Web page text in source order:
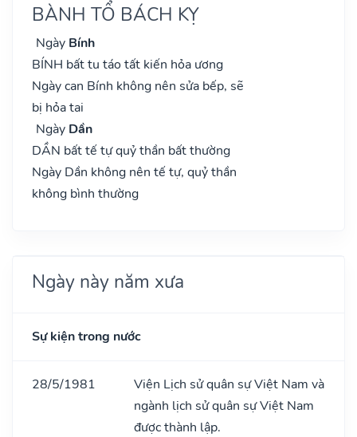
BÀNH TỔ BÁCH KỴ
Ngày Bính
BÍNH bất tu táo tất kiến hỏa ương
Ngày can Bính không nên sửa bếp, sẽ
bị hỏa tai
Ngày Dần
DẦN bất tế tự quỷ thần bất thường
Ngày Dần không nên tế tự, quỷ thần
không bình thường
Ngày này năm xưa
Sự kiện trong nước
28/5/1981
Viện Lịch sử quân sự Việt Nam và
ngành lịch sử quân sự Việt Nam
được thành lập.